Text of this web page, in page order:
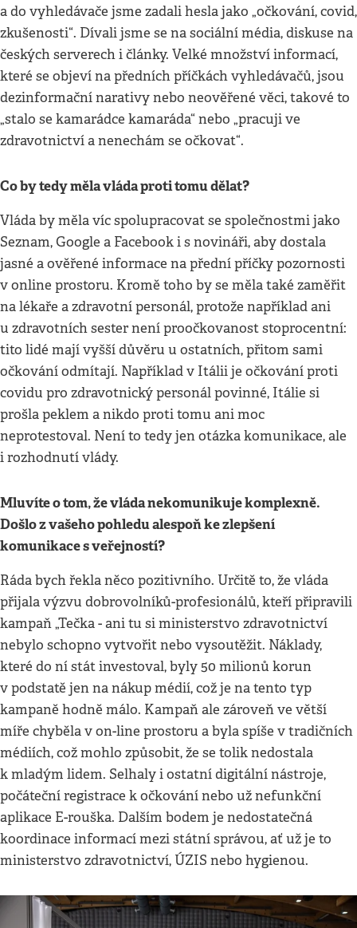
a do vyhledávače jsme zadali hesla jako „očkování, covid,
zkušenosti“. Dívali jsme se na sociální média, diskuse na
českých serverech i články. Velké množství informací,
které se objeví na předních příčkách vyhledávačů, jsou
dezinformační narativy nebo neověřené věci, takové to
„stalo se kamarádce kamaráda“ nebo „pracuji ve
zdravotnictví a nenechám se očkovat“.
Co by tedy měla vláda proti tomu dělat?
Vláda by měla víc spolupracovat se společnostmi jako
Seznam, Google a Facebook i s novináři, aby dostala
jasné a ověřené informace na přední příčky pozornosti
v online prostoru. Kromě toho by se měla také zaměřit
na lékaře a zdravotní personál, protože například ani
u zdravotních sester není proočkovanost stoprocentní:
tito lidé mají vyšší důvěru u ostatních, přitom sami
očkování odmítají. Například v Itálii je očkování proti
covidu pro zdravotnický personál povinné, Itálie si
prošla peklem a nikdo proti tomu ani moc
neprotestoval. Není to tedy jen otázka komunikace, ale
i rozhodnutí vlády.
Mluvíte o tom, že vláda nekomunikuje komplexně.
Došlo z vašeho pohledu alespoň ke zlepšení
komunikace s veřejností?
Ráda bych řekla něco pozitivního. Určitě to, že vláda
přijala výzvu dobrovolníků-profesionálů, kteří připravili
kampaň „Tečka - ani tu si ministerstvo zdravotnictví
nebylo schopno vytvořit nebo vysoutěžit. Náklady,
které do ní stát investoval, byly 50 milionů korun
v podstatě jen na nákup médií, což je na tento typ
kampaně hodně málo. Kampaň ale zároveň ve větší
míře chyběla v on-line prostoru a byla spíše v tradičních
médiích, což mohlo způsobit, že se tolik nedostala
k mladým lidem. Selhaly i ostatní digitální nástroje,
počáteční registrace k očkování nebo už nefunkční
aplikace E-rouška. Dalším bodem je nedostatečná
koordinace informací mezi státní správou, ať už je to
ministerstvo zdravotnictví, ÚZIS nebo hygienou.